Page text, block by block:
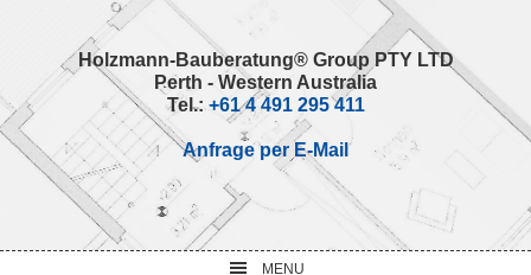
Holzmann-Bauberatung® Group PTY LTD
Perth - Western Australia
Tel.: +61 4 491 295 411
Anfrage per E-Mail
MENU